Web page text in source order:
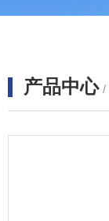
产品中心 /